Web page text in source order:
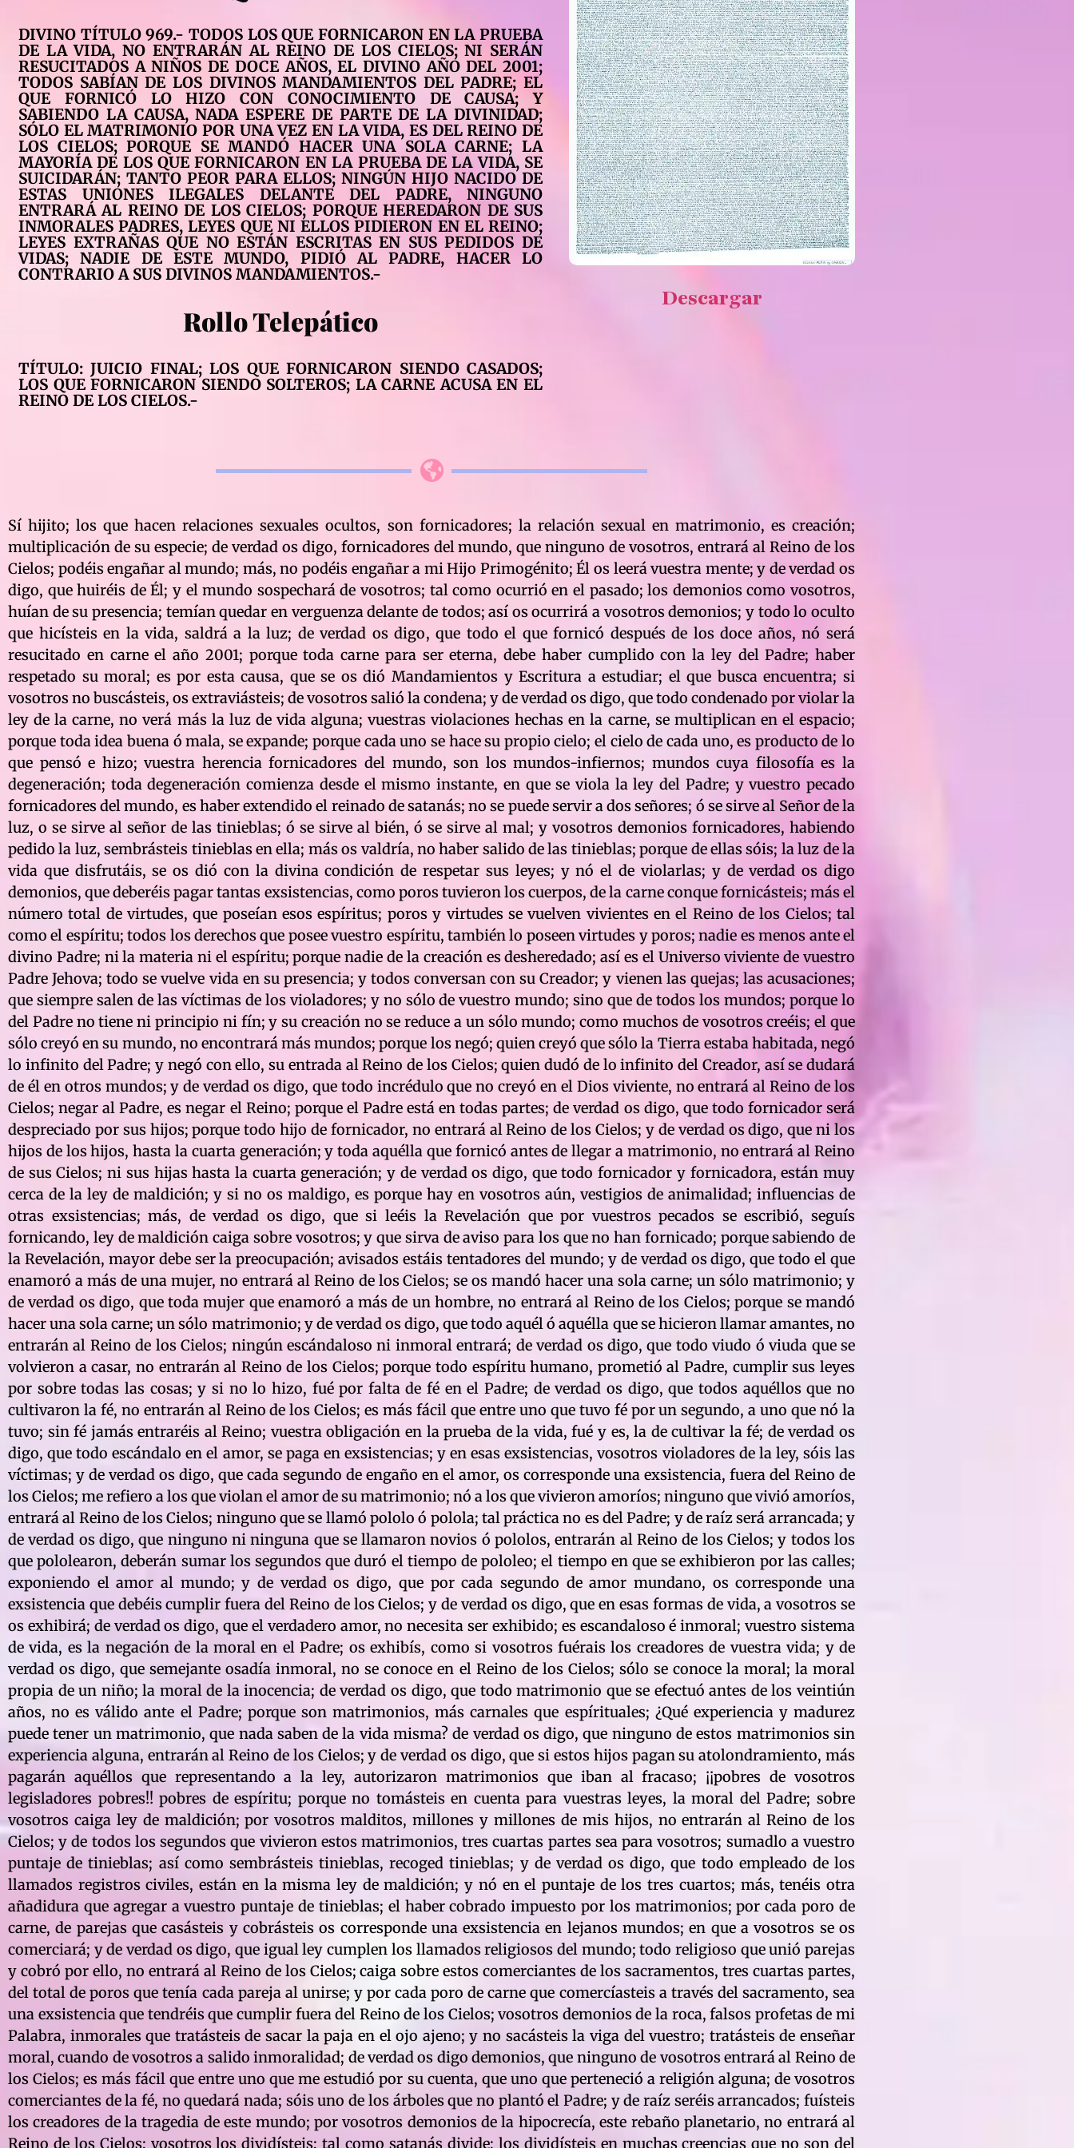
DIVINO TÍTULO 969.- TODOS LOS QUE FORNICARON EN LA PRUEBA
DE LA VIDA, NO ENTRARÁN AL REINO DE LOS CIELOS; NI SERÁN
RESUCITADOS A NIÑOS DE DOCE AÑOS, EL DIVINO AÑO DEL 2001;
TODOS SABÍAN DE LOS DIVINOS MANDAMIENTOS DEL PADRE; EL
QUE FORNICÓ LO HIZO CON CONOCIMIENTO DE CAUSA; Y
SABIENDO LA CAUSA, NADA ESPERE DE PARTE DE LA DIVINIDAD;
SÓLO EL MATRIMONIO POR UNA VEZ EN LA VIDA, ES DEL REINO DE
LOS CIELOS; PORQUE SE MANDÓ HACER UNA SOLA CARNE; LA
MAYORÍA DE LOS QUE FORNICARON EN LA PRUEBA DE LA VIDA, SE
SUICIDARÁN; TANTO PEOR PARA ELLOS; NINGÚN HIJO NACIDO DE
ESTAS UNIONES ILEGALES DELANTE DEL PADRE, NINGUNO
ENTRARÁ AL REINO DE LOS CIELOS; PORQUE HEREDARON DE SUS
INMORALES PADRES, LEYES QUE NI ELLOS PIDIERON EN EL REINO;
LEYES EXTRAÑAS QUE NO ESTÁN ESCRITAS EN SUS PEDIDOS DE
VIDAS; NADIE DE ESTE MUNDO, PIDIÓ AL PADRE, HACER LO
CONTRARIO A SUS DIVINOS MANDAMIENTOS.-
Rollo Telepático
TÍTULO: JUICIO FINAL; LOS QUE FORNICARON SIENDO CASADOS;
LOS QUE FORNICARON SIENDO SOLTEROS; LA CARNE ACUSA EN EL
REINO DE LOS CIELOS.-
Descargar
Sí hijito; los que hacen relaciones sexuales ocultos, son fornicadores; la relación sexual en matrimonio, es creación; multiplicación de su especie; de verdad os digo, fornicadores del mundo, que ninguno de vosotros, entrará al Reino de los Cielos; podéis engañar al mundo; más, no podéis engañar a mi Hijo Primogénito; Él os leerá vuestra mente; y de verdad os digo, que huiréis de Él; y el mundo sospechará de vosotros; tal como ocurrió en el pasado; los demonios como vosotros, huían de su presencia; temían quedar en verguenza delante de todos; así os ocurrirá a vosotros demonios; y todo lo oculto que hicísteis en la vida, saldrá a la luz; de verdad os digo, que todo el que fornicó después de los doce años, nó será resucitado en carne el año 2001; porque toda carne para ser eterna, debe haber cumplido con la ley del Padre; haber respetado su moral; es por esta causa, que se os dió Mandamientos y Escritura a estudiar; el que busca encuentra; si vosotros no buscásteis, os extraviásteis; de vosotros salió la condena; y de verdad os digo, que todo condenado por violar la ley de la carne, no verá más la luz de vida alguna; vuestras violaciones hechas en la carne, se multiplican en el espacio; porque toda idea buena ó mala, se expande; porque cada uno se hace su propio cielo; el cielo de cada uno, es producto de lo que pensó e hizo; vuestra herencia fornicadores del mundo, son los mundos-infiernos; mundos cuya filosofía es la degeneración; toda degeneración comienza desde el mismo instante, en que se viola la ley del Padre; y vuestro pecado fornicadores del mundo, es haber extendido el reinado de satanás; no se puede servir a dos señores; ó se sirve al Señor de la luz, o se sirve al señor de las tinieblas; ó se sirve al bién, ó se sirve al mal; y vosotros demonios fornicadores, habiendo pedido la luz, sembrásteis tinieblas en ella; más os valdría, no haber salido de las tinieblas; porque de ellas sóis; la luz de la vida que disfrutáis, se os dió con la divina condición de respetar sus leyes; y nó el de violarlas; y de verdad os digo demonios, que deberéis pagar tantas exsistencias, como poros tuvieron los cuerpos, de la carne conque fornicásteis; más el número total de virtudes, que poseían esos espíritus; poros y virtudes se vuelven vivientes en el Reino de los Cielos; tal como el espíritu; todos los derechos que posee vuestro espíritu, también lo poseen virtudes y poros; nadie es menos ante el divino Padre; ni la materia ni el espíritu; porque nadie de la creación es desheredado; así es el Universo viviente de vuestro Padre Jehova; todo se vuelve vida en su presencia; y todos conversan con su Creador; y vienen las quejas; las acusaciones; que siempre salen de las víctimas de los violadores; y no sólo de vuestro mundo; sino que de todos los mundos; porque lo del Padre no tiene ni principio ni fín; y su creación no se reduce a un sólo mundo; como muchos de vosotros creéis; el que sólo creyó en su mundo, no encontrará más mundos; porque los negó; quien creyó que sólo la Tierra estaba habitada, negó lo infinito del Padre; y negó con ello, su entrada al Reino de los Cielos; quien dudó de lo infinito del Creador, así se dudará de él en otros mundos; y de verdad os digo, que todo incrédulo que no creyó en el Dios viviente, no entrará al Reino de los Cielos; negar al Padre, es negar el Reino; porque el Padre está en todas partes; de verdad os digo, que todo fornicador será despreciado por sus hijos; porque todo hijo de fornicador, no entrará al Reino de los Cielos; y de verdad os digo, que ni los hijos de los hijos, hasta la cuarta generación; y toda aquélla que fornicó antes de llegar a matrimonio, no entrará al Reino de sus Cielos; ni sus hijas hasta la cuarta generación; y de verdad os digo, que todo fornicador y fornicadora, están muy cerca de la ley de maldición; y si no os maldigo, es porque hay en vosotros aún, vestigios de animalidad; influencias de otras exsistencias; más, de verdad os digo, que si leéis la Revelación que por vuestros pecados se escribió, seguís fornicando, ley de maldición caiga sobre vosotros; y que sirva de aviso para los que no han fornicado; porque sabiendo de la Revelación, mayor debe ser la preocupación; avisados estáis tentadores del mundo; y de verdad os digo, que todo el que enamoró a más de una mujer, no entrará al Reino de los Cielos; se os mandó hacer una sola carne; un sólo matrimonio; y de verdad os digo, que toda mujer que enamoró a más de un hombre, no entrará al Reino de los Cielos; porque se mandó hacer una sola carne; un sólo matrimonio; y de verdad os digo, que todo aquél ó aquélla que se hicieron llamar amantes, no entrarán al Reino de los Cielos; ningún escándaloso ni inmoral entrará; de verdad os digo, que todo viudo ó viuda que se volvieron a casar, no entrarán al Reino de los Cielos; porque todo espíritu humano, prometió al Padre, cumplir sus leyes por sobre todas las cosas; y si no lo hizo, fué por falta de fé en el Padre; de verdad os digo, que todos aquéllos que no cultivaron la fé, no entrarán al Reino de los Cielos; es más fácil que entre uno que tuvo fé por un segundo, a uno que nó la tuvo; sin fé jamás entraréis al Reino; vuestra obligación en la prueba de la vida, fué y es, la de cultivar la fé; de verdad os digo, que todo escándalo en el amor, se paga en exsistencias; y en esas exsistencias, vosotros violadores de la ley, sóis las víctimas; y de verdad os digo, que cada segundo de engaño en el amor, os corresponde una exsistencia, fuera del Reino de los Cielos; me refiero a los que violan el amor de su matrimonio; nó a los que vivieron amoríos; ninguno que vivió amoríos, entrará al Reino de los Cielos; ninguno que se llamó pololo ó polola; tal práctica no es del Padre; y de raíz será arrancada; y de verdad os digo, que ninguno ni ninguna que se llamaron novios ó pololos, entrarán al Reino de los Cielos; y todos los que pololearon, deberán sumar los segundos que duró el tiempo de pololeo; el tiempo en que se exhibieron por las calles; exponiendo el amor al mundo; y de verdad os digo, que por cada segundo de amor mundano, os corresponde una exsistencia que debéis cumplir fuera del Reino de los Cielos; y de verdad os digo, que en esas formas de vida, a vosotros se os exhibirá; de verdad os digo, que el verdadero amor, no necesita ser exhibido; es escandaloso é inmoral; vuestro sistema de vida, es la negación de la moral en el Padre; os exhibís, como si vosotros fuérais los creadores de vuestra vida; y de verdad os digo, que semejante osadía inmoral, no se conoce en el Reino de los Cielos; sólo se conoce la moral; la moral propia de un niño; la moral de la inocencia; de verdad os digo, que todo matrimonio que se efectuó antes de los veintiún años, no es válido ante el Padre; porque son matrimonios, más carnales que espírituales; ¿Qué experiencia y madurez puede tener un matrimonio, que nada saben de la vida misma? de verdad os digo, que ninguno de estos matrimonios sin experiencia alguna, entrarán al Reino de los Cielos; y de verdad os digo, que si estos hijos pagan su atolondramiento, más pagarán aquéllos que representando a la ley, autorizaron matrimonios que iban al fracaso; ¡¡pobres de vosotros legisladores pobres!! pobres de espíritu; porque no tomásteis en cuenta para vuestras leyes, la moral del Padre; sobre vosotros caiga ley de maldición; por vosotros malditos, millones y millones de mis hijos, no entrarán al Reino de los Cielos; y de todos los segundos que vivieron estos matrimonios, tres cuartas partes sea para vosotros; sumadlo a vuestro puntaje de tinieblas; así como sembrásteis tinieblas, recoged tinieblas; y de verdad os digo, que todo empleado de los llamados registros civiles, están en la misma ley de maldición; y nó en el puntaje de los tres cuartos; más, tenéis otra añadidura que agregar a vuestro puntaje de tinieblas; el haber cobrado impuesto por los matrimonios; por cada poro de carne, de parejas que casásteis y cobrásteis os corresponde una exsistencia en lejanos mundos; en que a vosotros se os comerciará; y de verdad os digo, que igual ley cumplen los llamados religiosos del mundo; todo religioso que unió parejas y cobró por ello, no entrará al Reino de los Cielos; caiga sobre estos comerciantes de los sacramentos, tres cuartas partes, del total de poros que tenía cada pareja al unirse; y por cada poro de carne que comercíasteis a través del sacramento, sea una exsistencia que tendréis que cumplir fuera del Reino de los Cielos; vosotros demonios de la roca, falsos profetas de mi Palabra, inmorales que tratásteis de sacar la paja en el ojo ajeno; y no sacásteis la viga del vuestro; tratásteis de enseñar moral, cuando de vosotros a salido inmoralidad; de verdad os digo demonios, que ninguno de vosotros entrará al Reino de los Cielos; es más fácil que entre uno que me estudió por su cuenta, que uno que perteneció a religión alguna; de vosotros comerciantes de la fé, no quedará nada; sóis uno de los árboles que no plantó el Padre; y de raíz seréis arrancados; fuísteis los creadores de la tragedia de este mundo; por vosotros demonios de la hipocrecía, este rebaño planetario, no entrará al Reino de los Cielos; vosotros los dividísteis; tal como satanás divide; los dividísteis en muchas creencias que no son del Padre; y todo espíritu dividido no entra al Reino de los Cielos; porque no se puede entrar sirviendo a dos ó más señores; a dos ó más creencias; porque el Dios viviente es uno; la verdad una; sus Mandamientos son unos; nada que salga del Padre, divide a sus hijos; toda división en la Tierra en lo material y espíritual, obra de hombres es; y vosotros demonios llevásteis este mundo por el camino del libertinaje religioso; confundísteis el entendimiento humano; no pudo jamás unificarse este mundo en una sola fé; y de verdad os digo malditos, que pagaréis hasta el último instante de desdicha que causásteis en mis hijos; todos fueron influenciados por vuestra maldita adoración material; la misma adoración faraónica; como que vuestros espíritus vivi